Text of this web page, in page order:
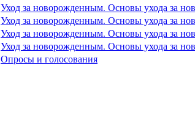
Уход за новорожденным. Основы ухода за
Уход за новорожденным. Основы ухода за
Уход за новорожденным. Основы ухода за
Уход за новорожденным. Основы ухода за
Опросы и голосования